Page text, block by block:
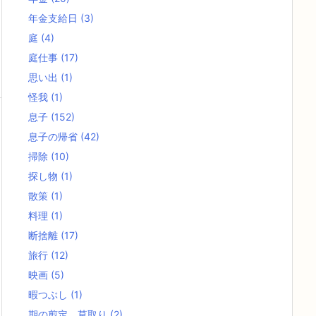
年金支給日 (3)
庭 (4)
庭仕事 (17)
思い出 (1)
怪我 (1)
息子 (152)
息子の帰省 (42)
掃除 (10)
探し物 (1)
散策 (1)
料理 (1)
断捨離 (17)
旅行 (12)
映画 (5)
暇つぶし (1)